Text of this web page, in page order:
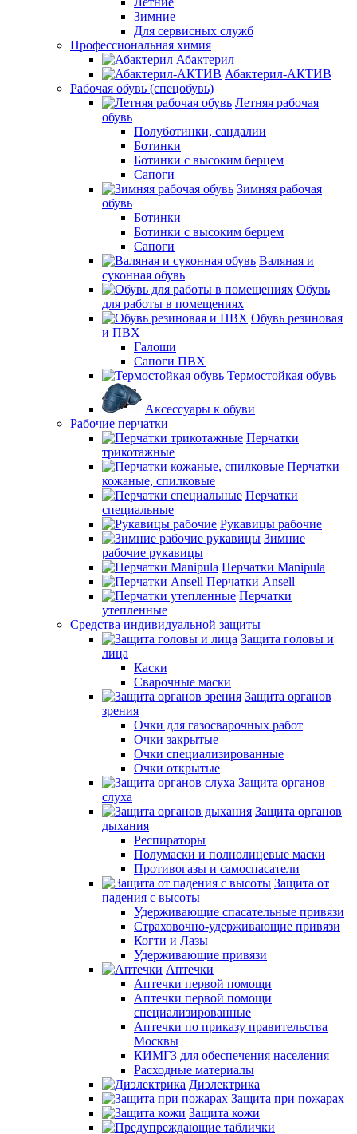
Зимние
Для сервисных служб
Профессиональная химия
Абактерил
Абактерил-АКТИВ
Рабочая обувь (спецобувь)
Летняя рабочая
обувь
Полуботинки, сандалии
Ботинки
Ботинки с высоким берцем
Сапоги
Зимняя рабочая
обувь
Ботинки
Ботинки с высоким берцем
Сапоги
Валяная и
суконная обувь
Обувь
для работы в помещениях
Обувь резиновая
и ПВХ
Галоши
Сапоги ПВХ
Термостойкая обувь
Аксессуары к обуви
Рабочие перчатки
Перчатки
трикотажные
Перчатки
кожаные, спилковые
Перчатки
специальные
Рукавицы рабочие
Зимние
рабочие рукавицы
Перчатки Manipula
Перчатки Ansell
Перчатки
утепленные
Средства индивидуальной защиты
Защита головы и
лица
Каски
Сварочные маски
Защита органов
зрения
Очки для газосварочных работ
Очки закрытые
Очки специализированные
Очки открытые
Защита органов
слуха
Защита органов
дыхания
Респираторы
Полумаски и полнолицевые маски
Противогазы и самоспасатели
Защита от
падения с высоты
Удерживающие спасательные привязи
Страховочно-удерживающие привязи
Когти и Лазы
Удерживающие привязи
Аптечки
Аптечки первой помощи
Аптечки первой помощи
специализированные
Аптечки по приказу правительства
Москвы
КИМГЗ для обеспечения населения
Расходные материалы
Диэлектрика
Защита при пожарах
Защита кожи